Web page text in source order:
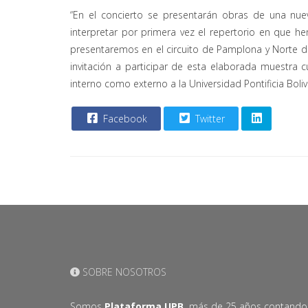
“En el concierto se presentarán obras de una
interpretar por primera vez el repertorio en que
presentaremos en el circuito de Pamplona y Norte
invitación a participar de esta elaborada muestra
interno como externo a la Universidad Pontificia
Facebook Twitter
SOBRE NOSOTROS